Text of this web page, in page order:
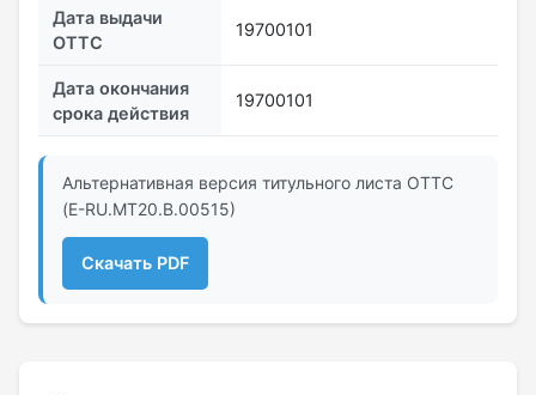
Дата выдачи
ОТТС
19700101
Дата окончания
срока действия
19700101
Альтернативная версия титульного листа ОТТС
(E-RU.МТ20.В.00515)
Скачать PDF